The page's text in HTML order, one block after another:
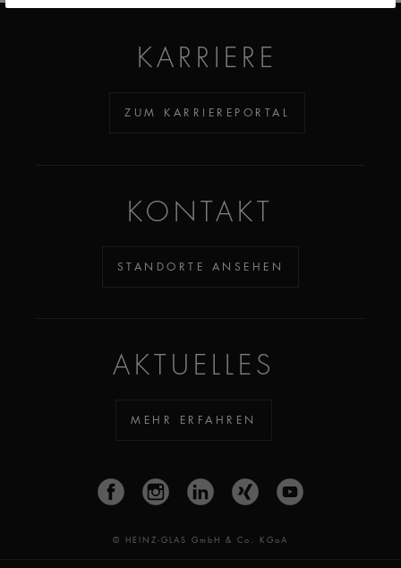
KARRIERE
ZUM KARRIEREPORTAL
KONTAKT
STANDORTE ANSEHEN
AKTUELLES
MEHR ERFAHREN
© HEINZ-GLAS GmbH & Co. KGaA